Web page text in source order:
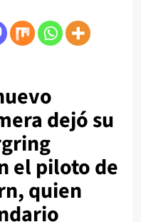
dejó su
el piloto de
quien